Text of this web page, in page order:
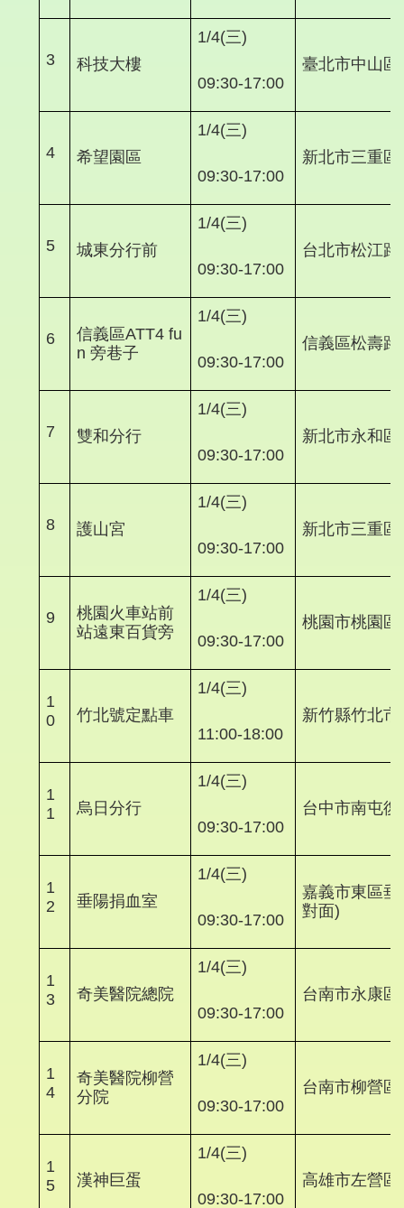
3 科技大樓
1/4(三)
09:30-17:00
臺北市中山
4 希望園區
1/4(三)
09:30-17:00
新北市三重
5 城東分行前
1/4(三)
09:30-17:00
台北市松江路
6
信義區ATT4 fu
n 旁巷子
1/4(三)
09:30-17:00
信義區松壽路
7 雙和分行
1/4(三)
09:30-17:00
新北市永和
8 護山宮
1/4(三)
09:30-17:00
新北市三重
9
桃園火車站前
站遠東百貨旁
1/4(三)
09:30-17:00
桃園市桃園
1
0
竹北號定點車
1/4(三)
11:00-18:00
新竹縣竹北
1
1
烏日分行
1/4(三)
09:30-17:00
台中市南屯
1
2
垂陽捐血室
1/4(三)
09:30-17:00
嘉義市東區
對面)
1
3
奇美醫院總院
1/4(三)
09:30-17:00
台南市永康
1
4
奇美醫院柳營
分院
1/4(三)
09:30-17:00
台南市柳營
1
5
漢神巨蛋
1/4(三)
09:30-17:00
高雄市左營